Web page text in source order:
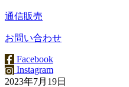
通信販売
お問い合わせ
Facebook
Instagram
2023年7月19日